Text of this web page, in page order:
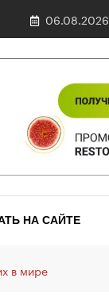
06.08.2026
НА САЙТЕ
в мире